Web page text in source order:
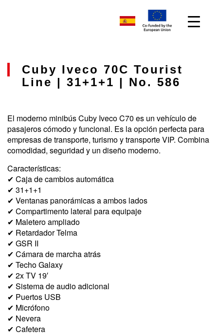
Cuby Iveco 70C Tourist
Line | 31+1+1 | No. 586
El moderno minibús Cuby Iveco C70 es un vehículo de
pasajeros cómodo y funcional. Es la opción perfecta para
empresas de transporte, turismo y transporte VIP. Combina
comodidad, seguridad y un diseño moderno.
Características:
✔ Caja de cambios automática
✔ 31+1+1
✔ Ventanas panorámicas a ambos lados
✔ Compartimento lateral para equipaje
✔ Maletero ampliado
✔ Retardador Telma
✔ GSR II
✔ Cámara de marcha atrás
✔ Techo Galaxy
✔ 2x TV 19′
✔ Sistema de audio adicional
✔ Puertos USB
✔ Micrófono
✔ Nevera
✔ Cafetera